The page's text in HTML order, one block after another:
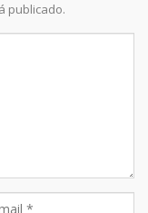
publicado.